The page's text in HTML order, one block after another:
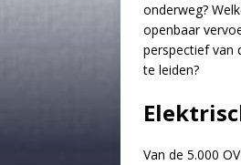
onderweg?
openbaar
perspectief van
te leiden?
Van de 5.000